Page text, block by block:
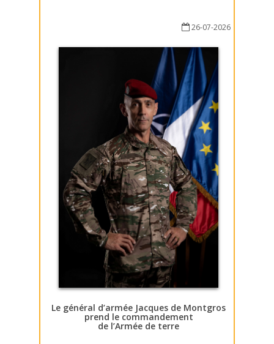
26-07-2026
Le général d’armée Jacques de Montgros
prend le commandement
de l’Armée de terre